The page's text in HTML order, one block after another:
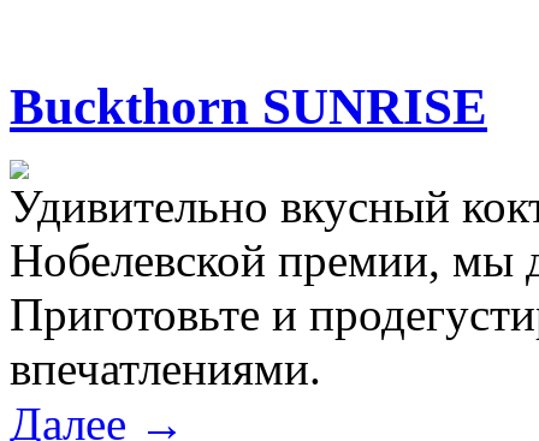
Buckthorn SUNRISE
Удивительно вкусный
Нобелевской премии, мы
Приготовьте и
впечатлениями.
Далее →